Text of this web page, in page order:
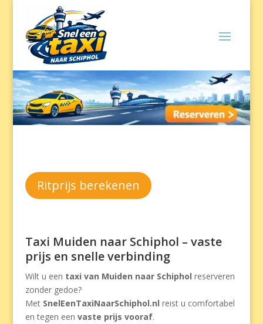
Ritprijs berekenen
Taxi Muiden naar Schiphol – vaste
prijs en snelle verbinding
Wilt u een taxi van Muiden naar Schiphol reserveren
zonder gedoe?
Met SnelEenTaxiNaarSchiphol.nl reist u comfortabel
en tegen een vaste prijs vooraf.